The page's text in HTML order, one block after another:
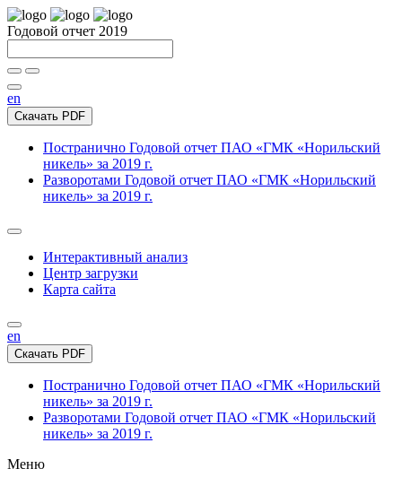
Годовой отчет 2019
en
Скачать PDF
Постранично Годовой отчет ПАО «ГМК «Норильский
никель» за 2019 г.
Разворотами Годовой отчет ПАО «ГМК «Норильский
никель» за 2019 г.
Интерактивный анализ
Центр загрузки
Карта сайта
en
Скачать PDF
Постранично Годовой отчет ПАО «ГМК «Норильский
никель» за 2019 г.
Разворотами Годовой отчет ПАО «ГМК «Норильский
никель» за 2019 г.
Меню